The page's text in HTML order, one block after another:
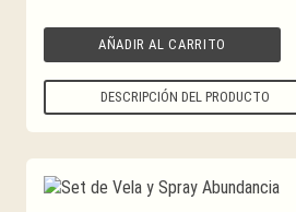
AÑADIR AL CARRITO
DESCRIPCIÓN DEL PRODUCTO